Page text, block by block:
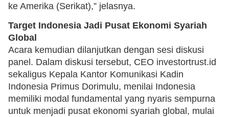
ke Amerika (Serikat),” jelasnya.
Target Indonesia Jadi Pusat Ekonomi Syariah
Global
Acara kemudian dilanjutkan dengan sesi diskusi
panel. Dalam diskusi tersebut, CEO investortrust.id
sekaligus Kepala Kantor Komunikasi Kadin
Indonesia Primus Dorimulu, menilai Indonesia
memiliki modal fundamental yang nyaris sempurna
untuk menjadi pusat ekonomi syariah global, mulai